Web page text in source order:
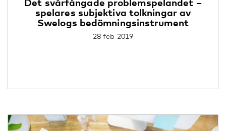
Det svårfångade problemspelandet –
spelares subjektiva tolkningar av
Swelogs bedömningsinstrument
28 feb 2019